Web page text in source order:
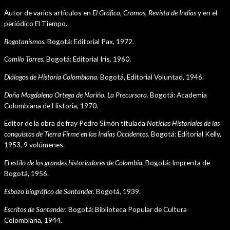
Autor de varios artículos en El Gráfico, Cromos, Revista de Indiasy en el
periódico El Tiempo.
Bogotanismos. Bogotá: Editorial Pax, 1972.
Camilo Torres. Bogotá: Editorial Iris, 1960.
Diálogos de Historia Colombiana. Bogotá, Editorial Voluntad, 1946.
Doña Magdalena Ortega de Nariño. La Precursora. Bogotá: Academia
Colombiana de Historia, 1970.
Editor de la obra de fray Pedro Simón titulada Noticias Historiales de las
conquistas de Tierra Firme en las Indias Occidentes. Bogotá: Editorial Kelly,
1953, 9 volúmenes.
El estilo de los grandes historiadores de Colombia. Bogotá: Imprenta de
Bogotá, 1956.
Esbozo biográfico de Santander. Bogotá, 1939.
Escritos de Santander. Bogotá: Biblioteca Popular de Cultura
Colombiana, 1944.